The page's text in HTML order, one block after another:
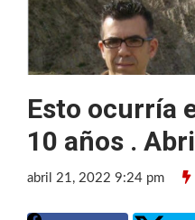
Esto ocurría
10 años .
abril 21, 2022 9:24 pm